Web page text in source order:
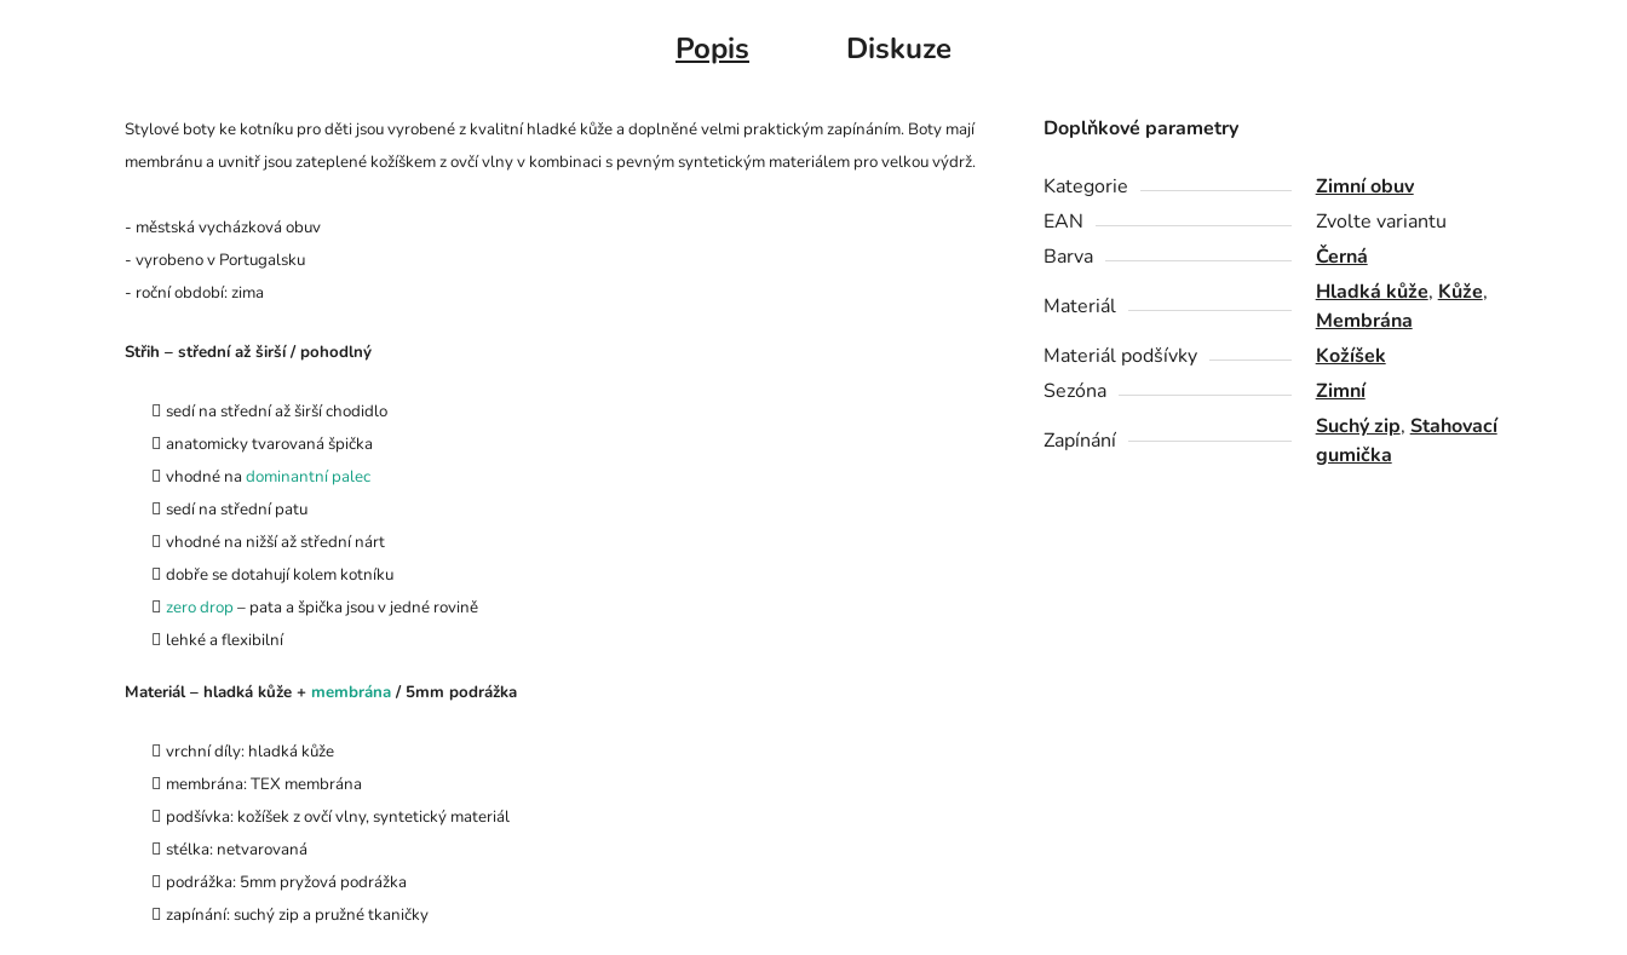
Popis Diskuze
Stylové boty ke kotníku pro děti jsou vyrobené z kvalitní hladké kůže a doplněné velmi praktickým zapínáním. Boty mají
membránu a uvnitř jsou zateplené kožíškem z ovčí vlny v kombinaci s pevným syntetickým materiálem pro velkou výdrž.
- městská vycházková obuv
- vyrobeno v Portugalsku
- roční období: zima
Střih – střední až širší / pohodlný
sedí na střední až širší chodidlo
anatomicky tvarovaná špička
vhodné na dominantní palec
sedí na střední patu
vhodné na nižší až střední nárt
dobře se dotahují kolem kotníku
zero drop– pata a špička jsou v jedné rovině
lehké a flexibilní
Materiál – hladká kůže + membrána / 5mm podrážka
vrchní díly: hladká kůže
membrána: TEX membrána
podšívka: kožíšek z ovčí vlny, syntetický materiál
stélka: netvarovaná
podrážka: 5mm pryžová podrážka
zapínání: suchý zip a pružné tkaničky
Doplňkové parametry
Kategorie
Zimní obuv
EAN
Zvolte variantu
Barva
Černá
Materiál
Hladká kůže, Kůže,
Membrána
Materiál podšívky
Kožíšek
Sezóna
Zimní
Zapínání
Suchý zip, Stahovací
gumička